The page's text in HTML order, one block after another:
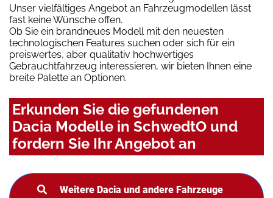
Unser vielfältiges Angebot an Fahrzeugmodellen lässt
fast keine Wünsche offen.
Ob Sie ein brandneues Modell mit den neuesten
technologischen Features suchen oder sich für ein
preiswertes, aber qualitativ hochwertiges
Gebrauchtfahrzeug interessieren, wir bieten Ihnen eine
breite Palette an Optionen.
Erkunden Sie die gefundenen
Dacia Modelle in SchwedtO und
fordern Sie Ihr Angebot an
Weitere Dacia und andere Fahrzeuge